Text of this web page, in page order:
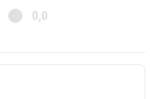
0,0